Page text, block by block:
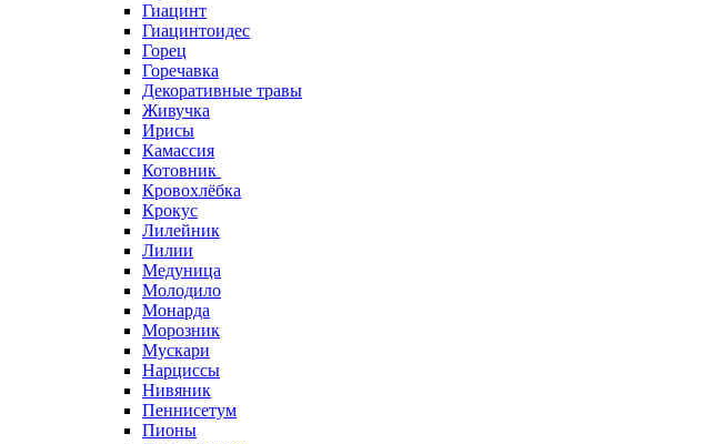
Гиацинт
Гиацинтоидес
Горец
Горечавка
Декоративные травы
Живучка
Ирисы
Камассия
Котовник
Кровохлёбка
Крокус
Лилейник
Лилии
Медуница
Молодило
Монарда
Морозник
Мускари
Нарциссы
Нивяник
Пеннисетум
Пионы